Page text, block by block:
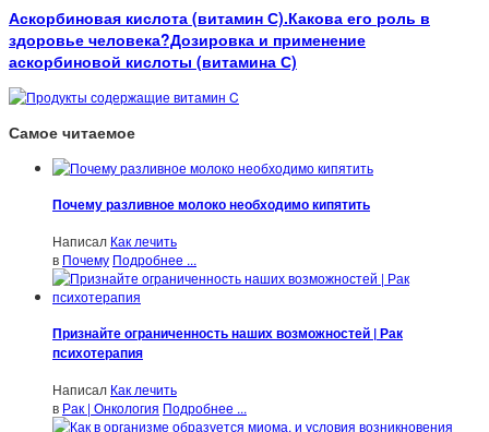
Аскорбиновая кислота (витамин С).Какова его роль в
здоровье человека?Дозировка и применение
аскорбиновой кислоты (витамина С)
Самое читаемое
Почему разливное молоко необходимо кипятить
Написал Как лечить
в Почему Подробнее ...
Признайте ограниченность наших возможностей | Рак
психотерапия
Написал Как лечить
в Рак | Онкология Подробнее ...